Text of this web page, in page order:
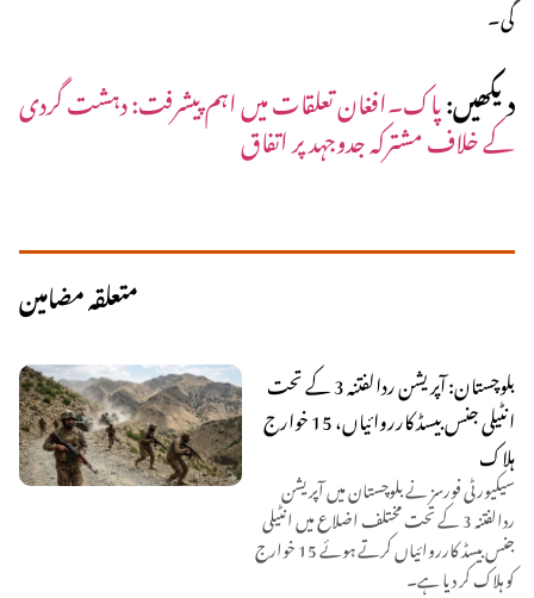
گی۔
دیکھیں:پاک۔افغان تعلقات میں اہم پیشرفت: دہشت گردی
کے خلاف مشترکہ جدوجہد پر اتفاق
متعلقہ مضامین
بلوچستان: آپریشن ردالفتنہ 3 کے تحت
انٹیلی جنس بیسڈ کارروائیاں، 15 خوارج
ہلاک
سیکیورٹی فورسز نے بلوچستان میں آپریشن
ردالفتنہ 3 کے تحت مختلف اضلاع میں انٹیلی
جنس بیسڈ کارروائیاں کرتے ہوئے 15 خوارج
کو ہلاک کر دیا ہے۔